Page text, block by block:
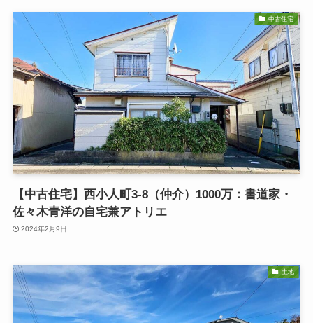
中古住宅
【中古住宅】西小人町3-8（仲介）1000万：書道家・
佐々木青洋の自宅兼アトリエ
2024年2月9日
土地